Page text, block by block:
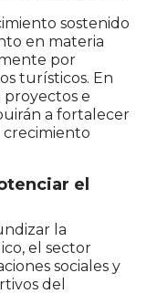
sostenido
en materia
por
turísticos. En
proyectos e
a fortalecer
crecimiento
el
la
el sector
sociales y
del